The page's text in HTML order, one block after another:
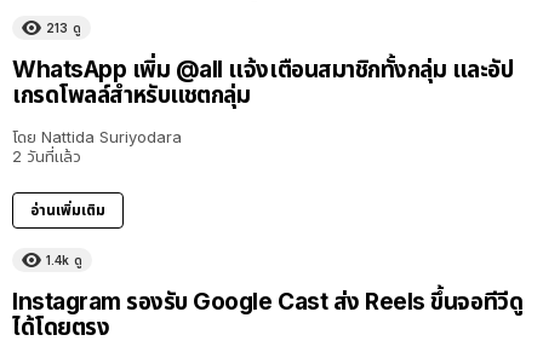
213 ดู
WhatsApp เพิ่ม @all แจ้งเตือนสมาชิกทั้งกลุ่ม และอัป
เกรดโพลล์สำหรับแชตกลุ่ม
โดย Nattida Suriyodara
2 วันที่แล้ว
อ่านเพิ่มเติม
1.4k ดู
Instagram รองรับ Google Cast ส่ง Reels ขึ้นจอทีวีดู
ได้โดยตรง